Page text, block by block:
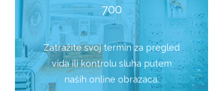
700
Zatražite svoj termin za pregled
vida ili kontrolu sluha putem
naših online obrazaca.